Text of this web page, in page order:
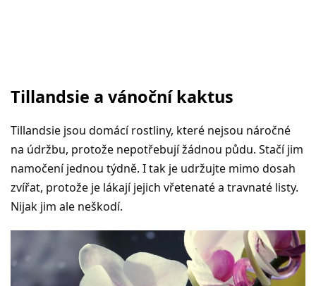
Tillandsie a vánoční kaktus
Tillandsie jsou domácí rostliny, které nejsou náročné
na údržbu, protože nepotřebují žádnou půdu. Stačí jim
namočení jednou týdně. I tak je udržujte mimo dosah
zvířat, protože je lákají jejich vřetenaté a travnaté listy.
Nijak jim ale neškodí.